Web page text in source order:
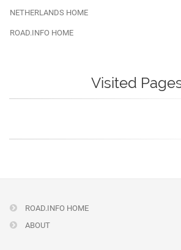
NETHERLANDS HOME
ROAD.INFO HOME
Visited
ROAD.INFO HOME
ABOUT